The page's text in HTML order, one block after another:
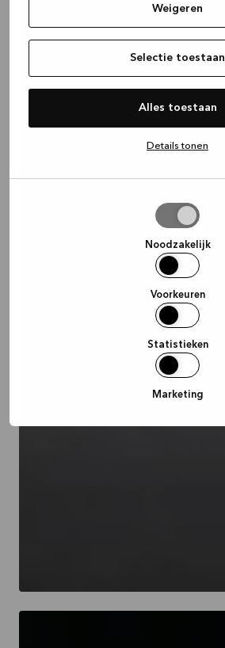
Weigeren
Selectie toestaan
Alles toestaan
Details tonen
Noodzakelijk
Voorkeuren
Statistieken
Marketing